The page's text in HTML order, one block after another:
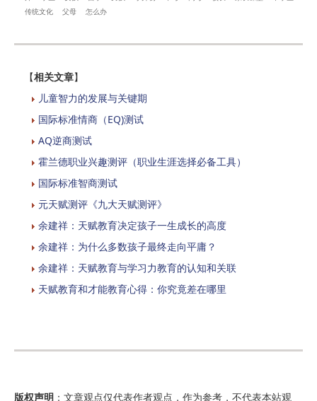
传统文化
父母 怎么办
【相关文章】
儿童智力的发展与关键期
国际标准情商（EQ)测试
AQ逆商测试
霍兰德职业兴趣测评（职业生涯选择必备工具）
国际标准智商测试
元天赋测评《九大天赋测评》
余建祥：天赋教育决定孩子一生成长的高度
余建祥：为什么多数孩子最终走向平庸？
余建祥：天赋教育与学习力教育的认知和关联
天赋教育和才能教育心得：你究竟差在哪里
版权声明 ：文章观点仅代表作者观点，作为参考，不代表本站观